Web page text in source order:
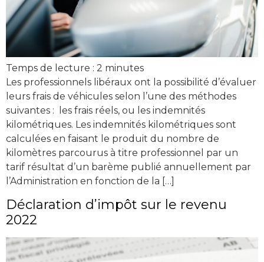
Temps de lecture : 2 minutes
Les professionnels libéraux ont la possibilité d’évaluer
leurs frais de véhicules selon l’une des méthodes
suivantes : les frais réels, ou les indemnités
kilométriques. Les indemnités kilométriques sont
calculées en faisant le produit du nombre de
kilomètres parcourus à titre professionnel par un
tarif résultat d’un barème publié annuellement par
l’Administration en fonction de la […]
Déclaration d’impôt sur le revenu
2022